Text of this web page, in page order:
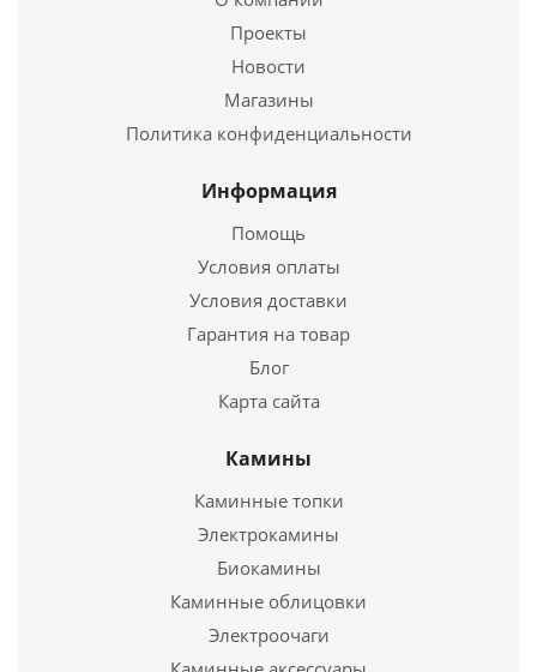
Подробнее
Купить в 1 клик
Купить в 1 клик
Проекты
Новости
Магазины
Политика конфиденциальности
Информация
Помощь
Условия оплаты
Условия доставки
Гарантия на товар
Блог
Карта сайта
Камины
Каминные топки
Электрокамины
Биокамины
Каминные облицовки
Электроочаги